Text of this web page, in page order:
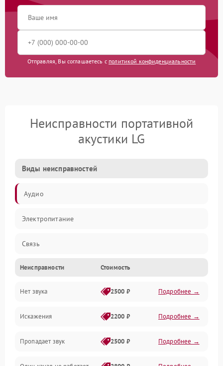
Отправляя, Вы соглашаетесь с политикой конфиденциальности
Неисправности портативной
акустики LG
Виды неисправностей
Аудио
Электропитание
Связь
Неисправности Стоимость
Нет звука 2500 ₽ Подробнее →
Искажения 2200 ₽ Подробнее →
Пропадает звук 2500 ₽ Подробнее →